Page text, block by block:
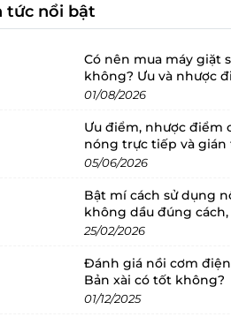
tức nổi bật
Có nên mua máy giặt
không? Ưu và nhược
01/08/2026
Ưu điểm, nhược điểm
nóng trực tiếp và gián
05/06/2026
Bật mí cách sử dụng
không dầu đúng
bền
25/02/2026
Đánh giá nồi cơm
Bản xài có tốt không?
01/12/2025